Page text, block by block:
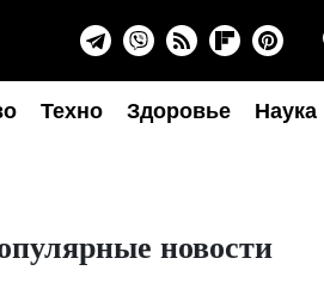
Техно Здоровье Наука
новости